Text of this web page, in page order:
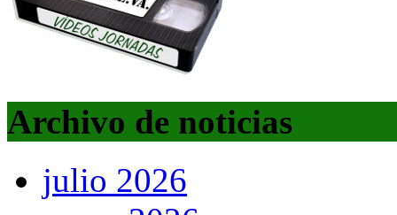
Archivo de noticias
julio 2026